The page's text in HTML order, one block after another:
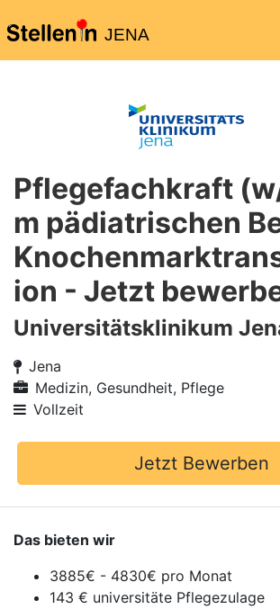
JENA
Pflegefachkraft
m pädiatrischen
ion - Jetzt
Universitätsklinikum
Jena
Medizin, Gesundheit, Pflege
Vollzeit
Jetzt Bewerben
Das bieten wir
3885€ - 4830€ pro Monat
143 € universitäte Pflegezulage